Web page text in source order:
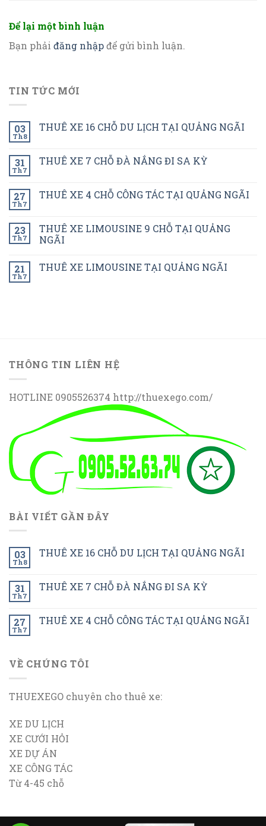
Để lại một bình luận
Bạn phải đăng nhậpđể gửi bình luận.
TIN TỨC MỚI
03
Th8
THUÊ XE 16 CHỖ DU LỊCH TẠI QUẢNG NGÃI
31
Th7
THUÊ XE 7 CHỖ ĐÀ NẮNG ĐI SA KỲ
27
Th7
THUÊ XE 4 CHỖ CÔNG TÁC TẠI QUẢNG NGÃI
23
Th7
THUÊ XE LIMOUSINE 9 CHỖ TẠI QUẢNG
NGÃI
21
Th7
THUÊ XE LIMOUSINE TẠI QUẢNG NGÃI
THÔNG TIN LIÊN HỆ
HOTLINE 0905526374 http://thuexego.com/
BÀI VIẾT GẦN ĐÂY
03
Th8
THUÊ XE 16 CHỖ DU LỊCH TẠI QUẢNG NGÃI
31
Th7
THUÊ XE 7 CHỖ ĐÀ NẮNG ĐI SA KỲ
27
Th7
THUÊ XE 4 CHỖ CÔNG TÁC TẠI QUẢNG NGÃI
VỀ CHÚNG TÔI
THUEXEGO chuyên cho thuê xe:
XE DU LỊCH
XE CƯỚI HỎI
XE DỰ ÁN
XE CÔNG TÁC
Từ 4-45 chỗ